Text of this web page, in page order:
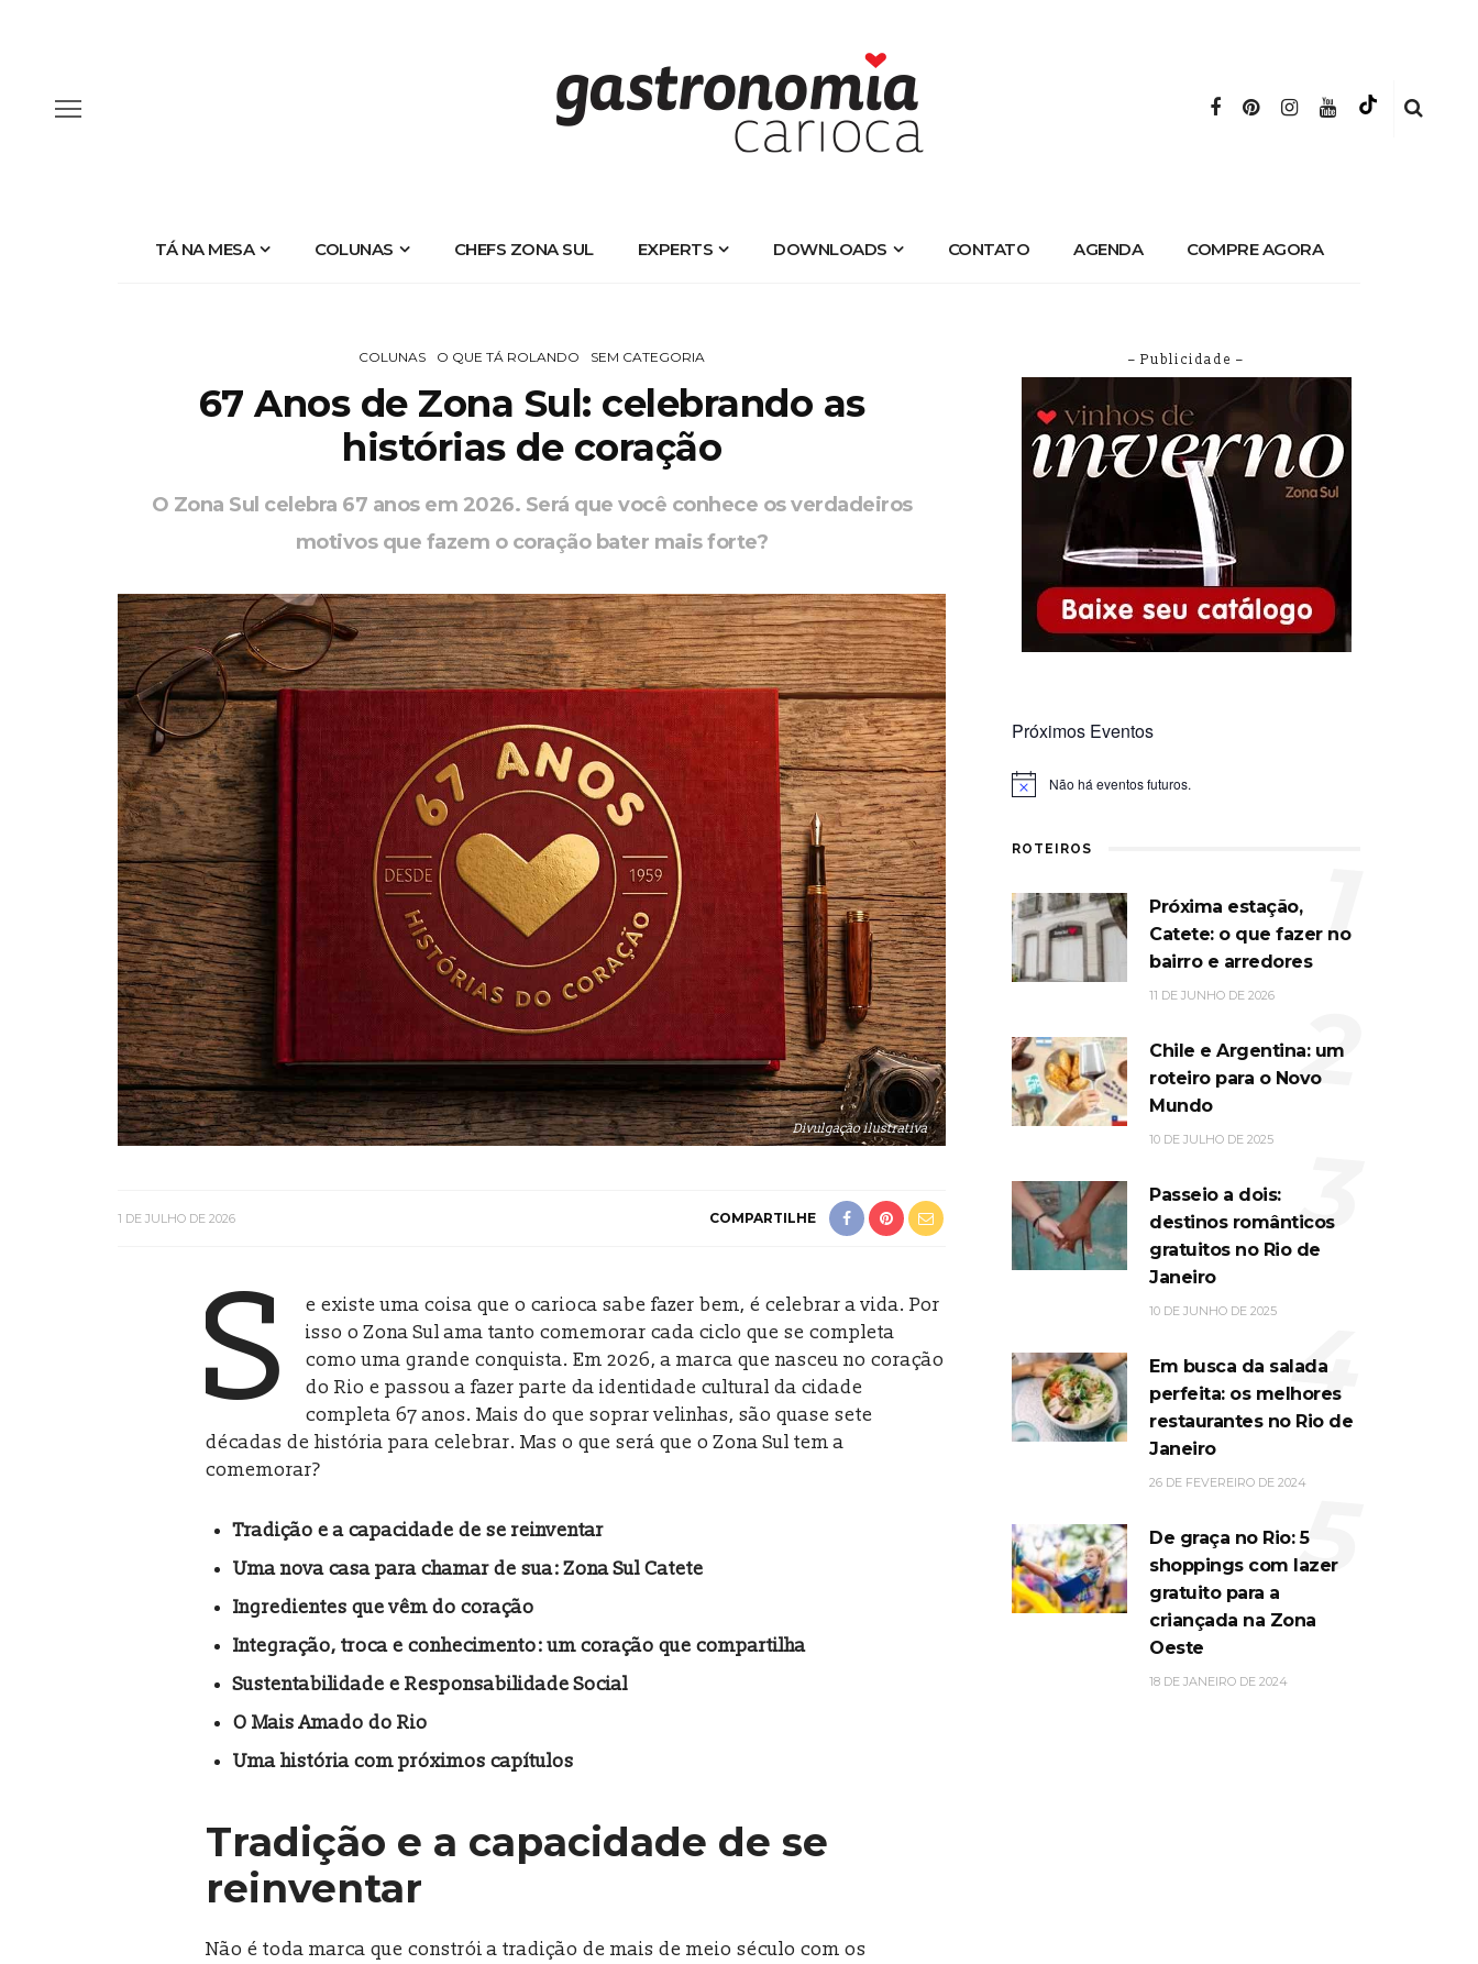
TÁ NA MESA COLUNAS CHEFS ZONA SUL EXPERTS DOWNLOADS CONTATO AGENDA COMPRE AGORA
COLUNAS O QUE TÁ ROLANDO SEM CATEGORIA
67 Anos de Zona Sul: celebrando as
histórias de coração
O Zona Sul celebra 67 anos em 2026. Será que você conhece os verdadeiros
motivos que fazem o coração bater mais forte?
Divulgação ilustrativa
1 DE JULHO DE 2026 COMPARTILHE
S
e existe uma coisa que o carioca sabe fazer bem, é celebrar a vida. Por
isso o Zona Sul ama tanto comemorar cada ciclo que se completa
como uma grande conquista. Em 2026, a marca que nasceu no coração
do Rio e passou a fazer parte da identidade cultural da cidade
completa 67 anos. Mais do que soprar velinhas, são quase sete
décadas de história para celebrar. Mas o que será que o Zona Sul tem a
comemorar?
Tradição e a capacidade de se reinventar
Uma nova casa para chamar de sua: Zona Sul Catete
Ingredientes que vêm do coração
Integração, troca e conhecimento: um coração que compartilha
Sustentabilidade e Responsabilidade Social
O Mais Amado do Rio
Uma história com próximos capítulos
Tradição e a capacidade de se
reinventar
Não é toda marca que constrói a tradição de mais de meio século com os
– Publicidade –
Próximos Eventos
Notice Não há eventos futuros.
ROTEIROS
Próxima estação,
Catete: o que fazer no
bairro e arredores
11 DE JUNHO DE 2026
1
Chile e Argentina: um
roteiro para o Novo
Mundo
10 DE JULHO DE 2025
2
Passeio a dois:
destinos românticos
gratuitos no Rio de
Janeiro
10 DE JUNHO DE 2025
3
Em busca da salada
perfeita: os melhores
restaurantes no Rio de
Janeiro
26 DE FEVEREIRO DE 2024
4
De graça no Rio: 5
shoppings com lazer
gratuito para a
criançada na Zona
Oeste
18 DE JANEIRO DE 2024
5